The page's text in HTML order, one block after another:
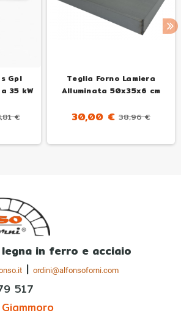
Gpl
35 kW
€
Teglia Forno Lamiera
Alluminata 50x35x6 cm
30,00 € 38,96 €
in ferro e acciaio
| ordini@alfonsoforni.com
517